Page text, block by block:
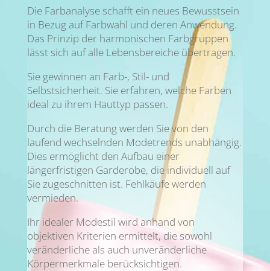
Die Farbanalyse schafft ein neues Bewusstsein
in Bezug auf Farbwahl und deren Anwendung.
Das Prinzip der harmonischen Farbgruppen
lässt sich auf alle Lebensbereiche übertragen.
Sie gewinnen an Farb-, Stil- und
Selbstsicherheit. Sie erfahren, welche Farben
ideal zu ihrem Hauttyp passen.
Durch die Beratung werden Sie von den
laufend wechselnden Modetrends unabhängig.
Dies ermöglicht den Aufbau einer
längerfristigen Garderobe, die individuell auf
Sie zugeschnitten ist. Fehlkäufe werden
vermieden.
Ihr idealer Modestil wird anhand von
objektiven Kriterien ermittelt, die sowohl
veränderliche als auch unveränderliche
Körpermerkmale berücksichtigen.